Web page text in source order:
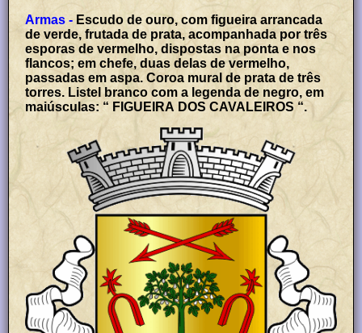
Armas - Escudo de ouro, com figueira arrancada
de verde, frutada de prata, acompanhada por três
esporas de vermelho, dispostas na ponta e nos
flancos; em chefe, duas delas de vermelho,
passadas em aspa. Coroa mural de prata de três
torres. Listel branco com a legenda de negro, em
maiúsculas: “ FIGUEIRA DOS CAVALEIROS “.